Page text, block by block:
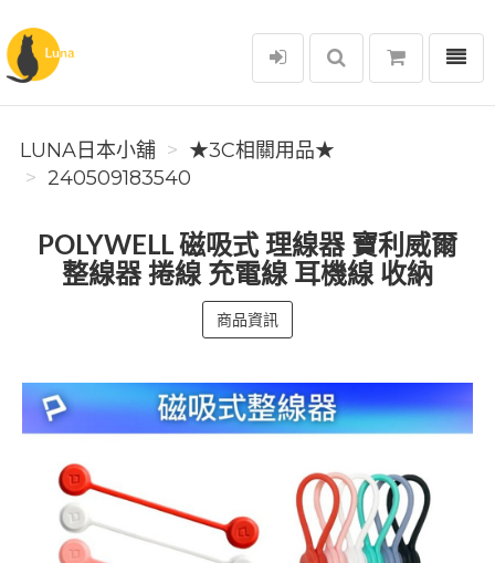
Luna日本小舖
選單
LUNA日本小舖
★3C相關用品★
240509183540
POLYWELL 磁吸式 理線器 寶利威爾
整線器 捲線 充電線 耳機線 收納
商品資訊